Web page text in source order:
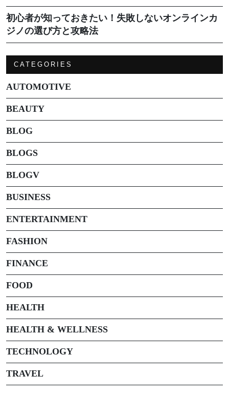
初心者が知っておきたい！失敗しないオンラインカ
ジノの選び方と攻略法
CATEGORIES
AUTOMOTIVE
BEAUTY
BLOG
BLOGS
BLOGV
BUSINESS
ENTERTAINMENT
FASHION
FINANCE
FOOD
HEALTH
HEALTH & WELLNESS
TECHNOLOGY
TRAVEL